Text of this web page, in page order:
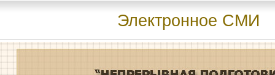
Электронное СМИ